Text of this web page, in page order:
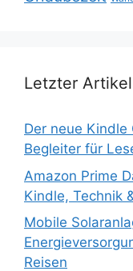
Letzter Artikel
Der neue
Begleiter für
Amazon Prime
Kindle, Technik
Mobile
Reisen